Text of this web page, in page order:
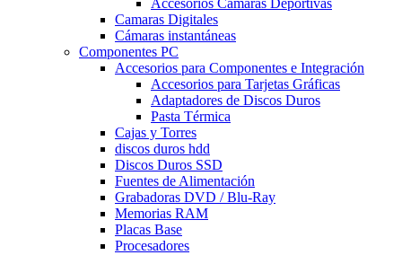
Accesorios Cámaras Deportivas
Camaras Digitales
Cámaras instantáneas
Componentes PC
Accesorios para Componentes e Integración
Accesorios para Tarjetas Gráficas
Adaptadores de Discos Duros
Pasta Térmica
Cajas y Torres
discos duros hdd
Discos Duros SSD
Fuentes de Alimentación
Grabadoras DVD / Blu-Ray
Memorias RAM
Placas Base
Procesadores